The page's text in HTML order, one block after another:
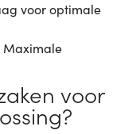
voor optimale
Maximale
voor